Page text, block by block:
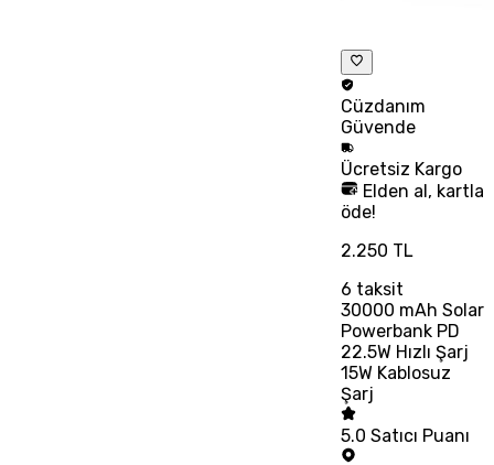
Cüzdanım
Güvende
Ücretsiz Kargo
Elden al, kartla
öde!
2.250 TL
6 taksit
30000 mAh Solar
Powerbank PD
22.5W Hızlı Şarj
15W Kablosuz
Şarj
5.0 Satıcı Puanı